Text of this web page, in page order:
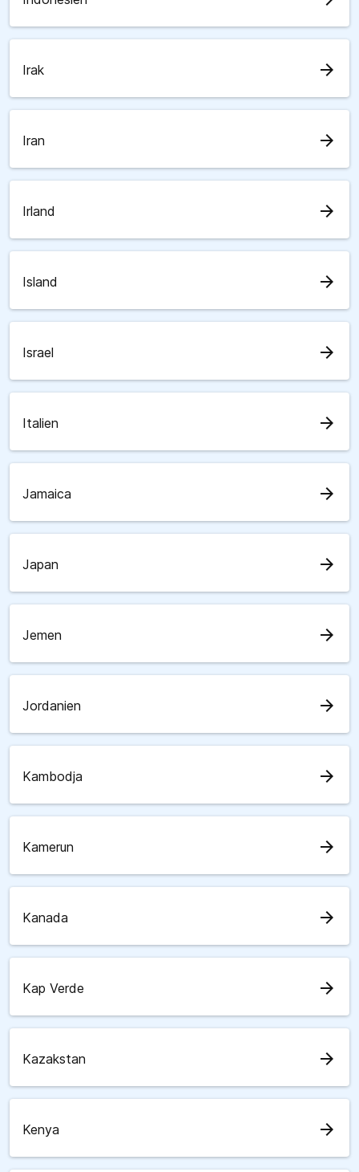
Irak arrow_forward
Iran arrow_forward
Irland arrow_forward
Island arrow_forward
Israel arrow_forward
Italien arrow_forward
Jamaica arrow_forward
Japan arrow_forward
Jemen arrow_forward
Jordanien arrow_forward
Kambodja arrow_forward
Kamerun arrow_forward
Kanada arrow_forward
Kap Verde arrow_forward
Kazakstan arrow_forward
Kenya arrow_forward